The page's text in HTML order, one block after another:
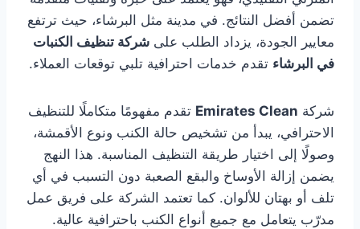
تضمن أفضل النتائج. في مدينة مثل البرشاء، حيث ترتفع
معايير الجودة، يزداد الطلب على شركة تنظيف الكنبات
في البرشاء تقدم خدمات احترافية تلبي توقعات العملاء.
شركة Emirates Clean تقدم مفهومًا متكاملًا للتنظيف
الاحترافي، يبدأ من تشخيص حالة الكنب ونوع الأقمشة،
وصولًا إلى اختيار طريقة التنظيف المناسبة. هذا النهج
يضمن إزالة الأوساخ والبقع الصعبة دون التسبب في أي
تلف أو بهتان للألوان. كما تعتمد الشركة على فريق عمل
مدرّب يتعامل مع جميع أنواع الكنب باحترافية عالية.